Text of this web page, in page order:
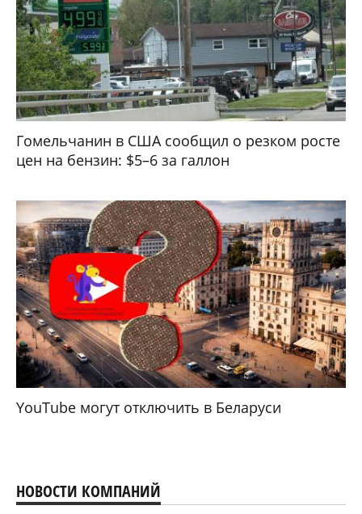
Гомельчанин в США сообщил о резком росте
цен на бензин: $5–6 за галлон
YouTube могут отключить в Беларуси
НОВОСТИ КОМПАНИЙ